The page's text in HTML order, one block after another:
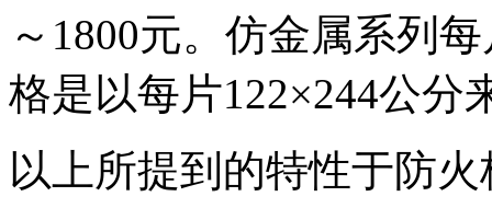
～1800元。仿金属系列
格是以每片122×244公分
以上所提到的特性于防